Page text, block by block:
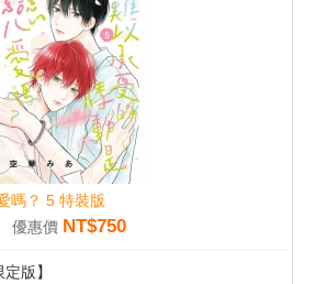
嗎？ 5 特裝版
優惠價 NT$750
版】